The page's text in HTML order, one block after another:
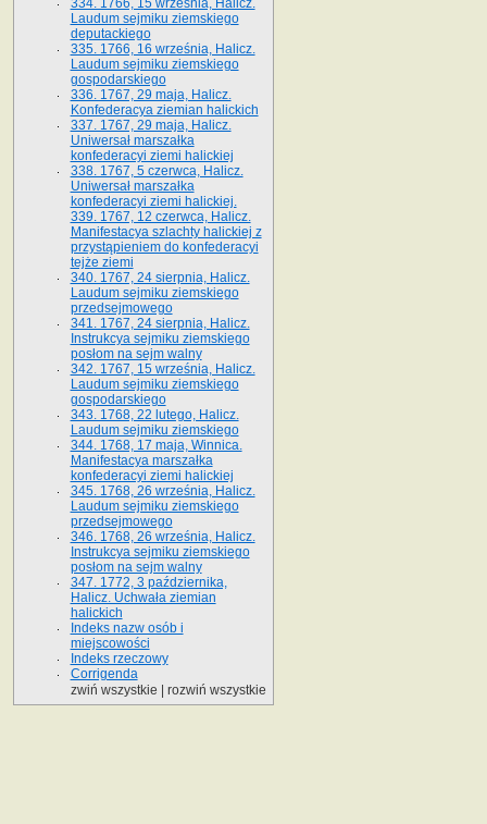
334. 1766, 15 września, Halicz.
Laudum sejmiku ziemskiego
deputackiego
335. 1766, 16 września, Halicz.
Laudum sejmiku ziemskiego
gospodarskiego
336. 1767, 29 maja, Halicz.
Konfederacya ziemian halickich
337. 1767, 29 maja, Halicz.
Uniwersał marszałka
konfederacyi ziemi halickiej
338. 1767, 5 czerwca, Halicz.
Uniwersał marszałka
konfederacyi ziemi halickiej.
339. 1767, 12 czerwca, Halicz.
Manifestacya szlachty halickiej z
przystąpieniem do konfederacyi
tejże ziemi
340. 1767, 24 sierpnia, Halicz.
Laudum sejmiku ziemskiego
przedsejmowego
341. 1767, 24 sierpnia, Halicz.
Instrukcya sejmiku ziemskiego
posłom na sejm walny
342. 1767, 15 września, Halicz.
Laudum sejmiku ziemskiego
gospodarskiego
343. 1768, 22 lutego, Halicz.
Laudum sejmiku ziemskiego
344. 1768, 17 maja, Winnica.
Manifestacya marszałka
konfederacyi ziemi halickiej
345. 1768, 26 września, Halicz.
Laudum sejmiku ziemskiego
przedsejmowego
346. 1768, 26 września, Halicz.
Instrukcya sejmiku ziemskiego
posłom na sejm walny
347. 1772, 3 października,
Halicz. Uchwała ziemian
halickich
Indeks nazw osób i
miejscowości
Indeks rzeczowy
Corrigenda
zwiń wszystkie
rozwiń wszystkie